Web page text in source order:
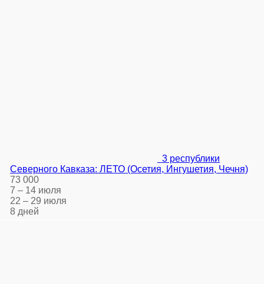
3 республики
Северного Кавказа: ЛЕТО (Осетия, Ингушетия, Чечня)
73 000
7 – 14 июля
22 – 29 июля
8 дней